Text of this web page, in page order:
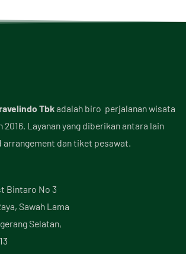
Tbkadalah biro perjalanan wisata
2016. Layanan yang diberikan antara lain
arrangement dan tiket pesawat.
Bintaro No 3
Sawah Lama
Selatan,